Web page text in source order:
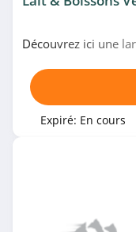
Découvrez ici une
Vous. Allez-y!
Expiré: En cours